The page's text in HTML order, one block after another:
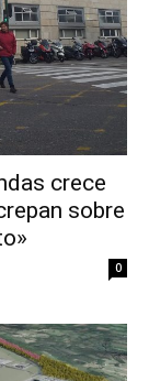
crece
sobre
0